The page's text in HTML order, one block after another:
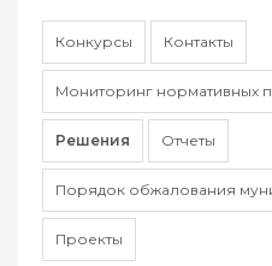
Конкурсы Контакты
Мониторинг нормативных
Решения Отчеты
Порядок обжалования
Проекты